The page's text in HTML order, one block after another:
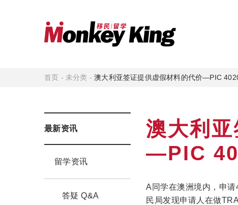
首页 - 未分类 -澳大利亚签证提供虚假材料的代价—PIC
最新资讯
留学资讯
答疑 Q&A
澳大利
—PIC
A同学在澳洲境内，申
民局发现申请人在做